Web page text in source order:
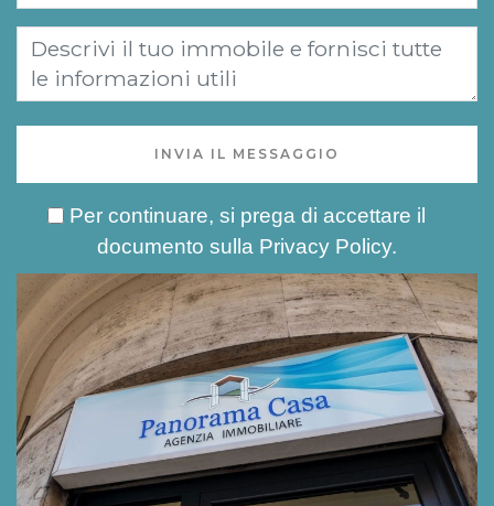
INVIA IL MESSAGGIO
Per continuare, si prega di accettare il
documento sulla Privacy Policy.